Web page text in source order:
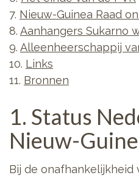
7. Nieuw-Guinea Raad
8. Aanhangers Sukarno
9. Alleenheerschappij
10. Links
11. Bronnen
1. Status
Nieuw-
Bij de onafhankelijkheid